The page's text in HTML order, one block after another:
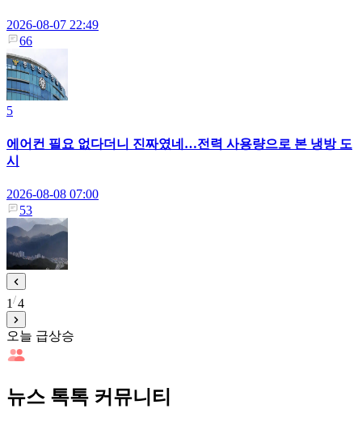
2026-08-07 22:49
66
5
에어컨 필요 없다더니 진짜였네…전력 사용량으로 본 냉방 도
시
2026-08-08 07:00
53
1 4
오늘 급상승
뉴스 톡톡 커뮤니티